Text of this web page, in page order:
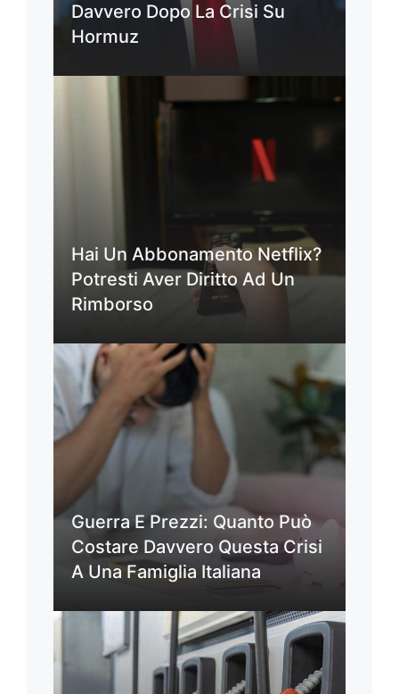
Davvero Dopo La Crisi Su
Hormuz
Hai Un Abbonamento Netflix?
Potresti Aver Diritto Ad Un
Rimborso
Guerra E Prezzi: Quanto Può
Costare Davvero Questa Crisi
A Una Famiglia Italiana